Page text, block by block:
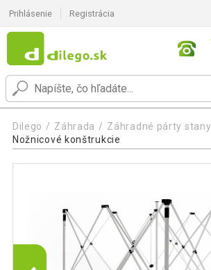
Prihlásenie Registrácia
Dilego Záhrada Záhradné párty stany
Nožnicové konštrukcie